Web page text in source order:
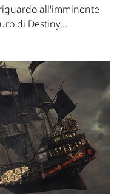
all'imminente
di Destiny...